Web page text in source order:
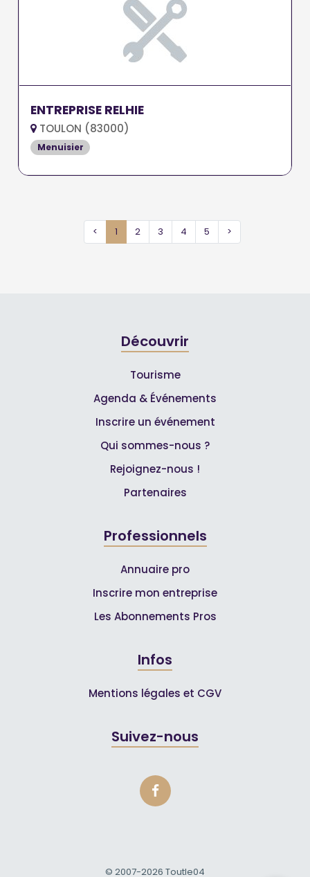
ENTREPRISE RELHIE
TOULON (83000)
Menuisier
< 1 2 3 4 5 >
Découvrir
Tourisme
Agenda & Événements
Inscrire un événement
Qui sommes-nous ?
Rejoignez-nous !
Partenaires
Professionnels
Annuaire pro
Inscrire mon entreprise
Les Abonnements Pros
Infos
Mentions légales et CGV
Suivez-nous
© 2007-2026 Toutle04